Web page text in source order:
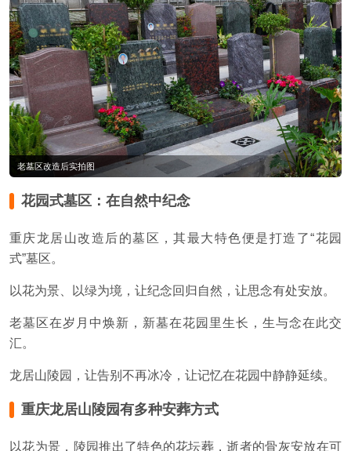
老墓区改造后实拍图
花园式墓区：在自然中纪念
重庆龙居山改造后的墓区，其最大特色便是打造了“花园
式”墓区。
以花为景、以绿为境，让纪念回归自然，让思念有处安放。
老墓区在岁月中焕新，新墓在花园里生长，生与念在此交
汇。
龙居山陵园，让告别不再冰冷，让记忆在花园中静静延续。
重庆龙居山陵园有多种安葬方式
以花为景，陵园推出了特色的花坛葬，逝者的骨灰安放在可